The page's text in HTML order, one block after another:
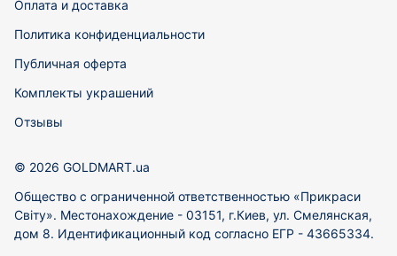
Оплата и доставка
Политика конфиденциальности
Публичная оферта
Комплекты украшений
Отзывы
© 2026 GOLDMART.ua
Общество с ограниченной ответственностью «Прикраси
Світу». Местонахождение - 03151, г.Киев, ул. Смелянская,
дом 8. Идентификационный код согласно ЕГР - 43665334.